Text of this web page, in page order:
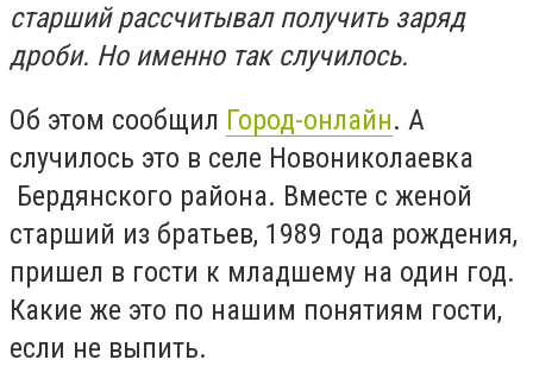
старший рассчитывал получить заряд
дроби. Но именно так случилось.
Об этом сообщил Город-онлайн. А
случилось это в селе Новониколаевка
Бердянского района. Вместе с женой
старший из братьев, 1989 года рождения,
пришел в гости к младшему на один год.
Какие же это по нашим понятиям гости,
если не выпить.